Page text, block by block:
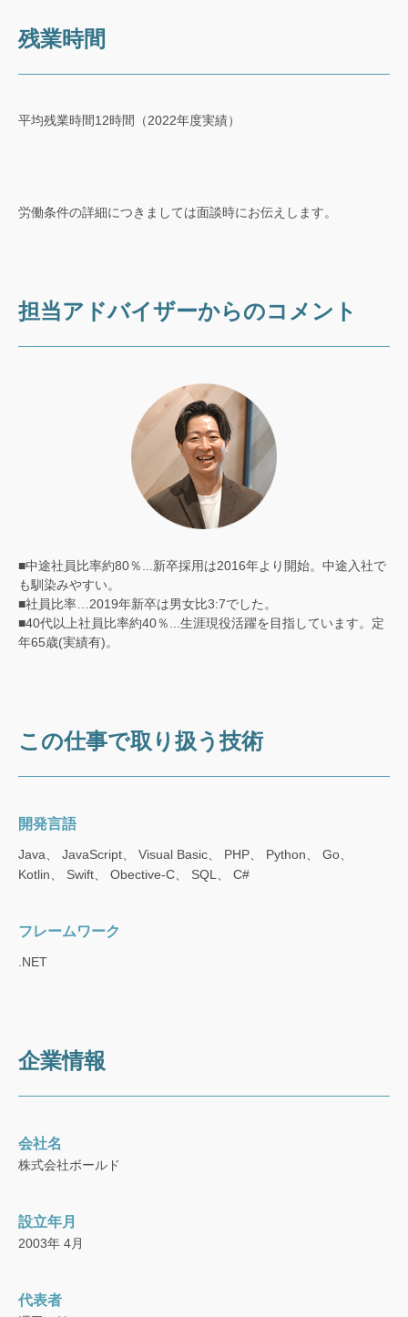
残業時間
平均残業時間12時間（2022年度実績）
労働条件の詳細につきましては面談時にお伝えします。
担当アドバイザーからのコメント
■中途社員比率約80％...新卒採用は2016年より開始。中途入社で
も馴染みやすい。
■社員比率…2019年新卒は男女比3:7でした。
■40代以上社員比率約40％...生涯現役活躍を目指しています。定
年65歳(実績有)。
この仕事で取り扱う技術
開発言語
Java、 JavaScript、 Visual Basic、 PHP、 Python、 Go、
Kotlin、 Swift、 Obective-C、 SQL、 C#
フレームワーク
.NET
企業情報
会社名
株式会社ボールド
設立年月
2003年 4月
代表者